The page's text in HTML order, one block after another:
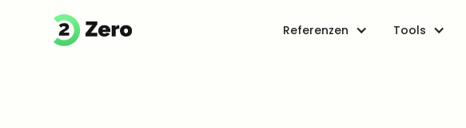
Referenzen Tools